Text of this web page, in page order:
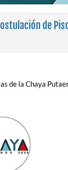
de
de la Chaya